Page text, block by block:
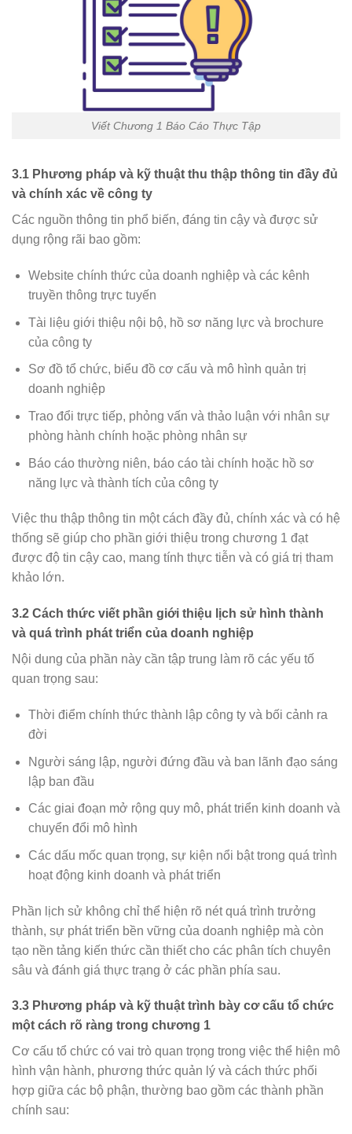
Viết Chương 1 Báo Cáo Thực Tập
3.1 Phương pháp và kỹ thuật thu thập thông tin đầy đủ
và chính xác về công ty
Các nguồn thông tin phổ biến, đáng tin cậy và được sử
dụng rộng rãi bao gồm:
Website chính thức của doanh nghiệp và các kênh
truyền thông trực tuyến
Tài liệu giới thiệu nội bộ, hồ sơ năng lực và brochure
của công ty
Sơ đồ tổ chức, biểu đồ cơ cấu và mô hình quản trị
doanh nghiệp
Trao đổi trực tiếp, phỏng vấn và thảo luận với nhân sự
phòng hành chính hoặc phòng nhân sự
Báo cáo thường niên, báo cáo tài chính hoặc hồ sơ
năng lực và thành tích của công ty
Việc thu thập thông tin một cách đầy đủ, chính xác và có hệ
thống sẽ giúp cho phần giới thiệu trong chương 1 đạt
được độ tin cậy cao, mang tính thực tiễn và có giá trị tham
khảo lớn.
3.2 Cách thức viết phần giới thiệu lịch sử hình thành
và quá trình phát triển của doanh nghiệp
Nội dung của phần này cần tập trung làm rõ các yếu tố
quan trọng sau:
Thời điểm chính thức thành lập công ty và bối cảnh ra
đời
Người sáng lập, người đứng đầu và ban lãnh đạo sáng
lập ban đầu
Các giai đoạn mở rộng quy mô, phát triển kinh doanh và
chuyển đổi mô hình
Các dấu mốc quan trọng, sự kiện nổi bật trong quá trình
hoạt động kinh doanh và phát triển
Phần lịch sử không chỉ thể hiện rõ nét quá trình trưởng
thành, sự phát triển bền vững của doanh nghiệp mà còn
tạo nền tảng kiến thức cần thiết cho các phân tích chuyên
sâu và đánh giá thực trạng ở các phần phía sau.
3.3 Phương pháp và kỹ thuật trình bày cơ cấu tổ chức
một cách rõ ràng trong chương 1
Cơ cấu tổ chức có vai trò quan trọng trong việc thể hiện mô
hình vận hành, phương thức quản lý và cách thức phối
hợp giữa các bộ phận, thường bao gồm các thành phần
chính sau: